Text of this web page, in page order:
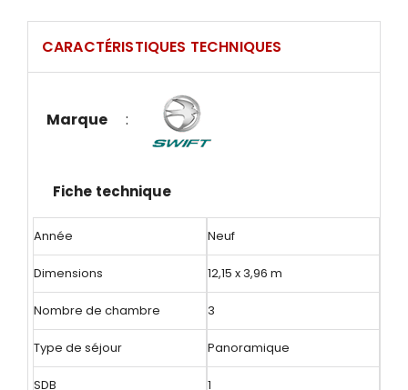
CARACTÉRISTIQUES TECHNIQUES
Marque :
Fiche technique
Année Neuf
Dimensions 12,15 x 3,96 m
Nombre de chambre 3
Type de séjour Panoramique
SDB 1